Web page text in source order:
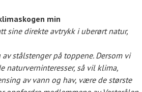
min
sine direkte avtrykk i uberørt natur,
stålstenger på toppene. Dersom vi
naturverninteresser, så vil klima,
av vann og hav, være de største